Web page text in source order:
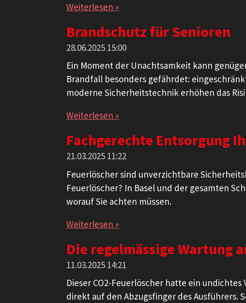
Weiterlesen »
Brandschutz für Senioren
28.06.2025 15:00
Ein Moment der Unachtsamkeit kann
Brandfall besonders gefährdet:
moderne Sicherheitstechnik erhöhen das
Weiterlesen »
Fachgerechte Entsorgung
21.03.2025 11:22
Feuerlöscher sind unverzichtbare
Feuerlöscher? In Basel und der gesamten
worauf Sie achten müssen.
Weiterlesen »
Die regelmässige Wartung
11.03.2025 14:21
Dieser CO2-Feuerlöscher hatte ein undichtes
direkt auf den Abzugsfinger des Ausführers.